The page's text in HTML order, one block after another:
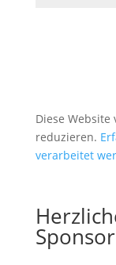
Diese Website
reduzieren.
verarbeitet